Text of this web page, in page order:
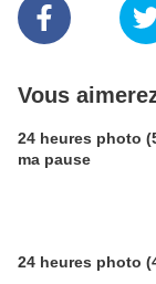
Vous
24 heures photo
ma pause
24 heures photo